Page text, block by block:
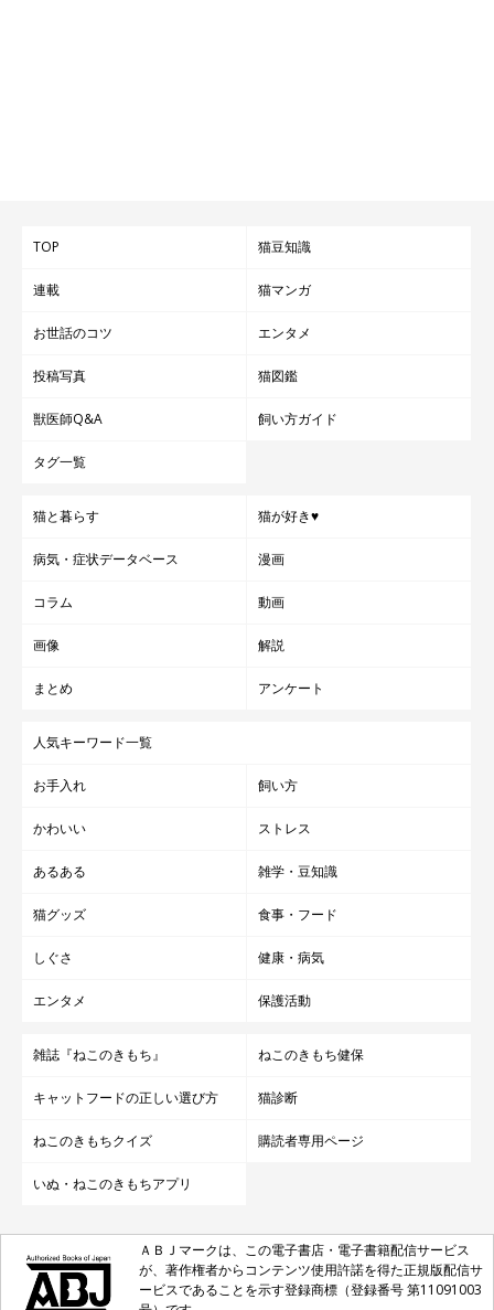
TOP 猫豆知識
連載 猫マンガ
お世話のコツ エンタメ
投稿写真 猫図鑑
獣医師Q&A 飼い方ガイド
タグ一覧
猫と暮らす 猫が好き♥
病気・症状データベース 漫画
コラム 動画
画像 解説
まとめ アンケート
人気キーワード一覧
お手入れ 飼い方
かわいい ストレス
あるある 雑学・豆知識
猫グッズ 食事・フード
しぐさ 健康・病気
エンタメ 保護活動
雑誌『ねこのきもち』 ねこのきもち健保
キャットフードの正しい選び方 猫診断
ねこのきもちクイズ 購読者専用ページ
いぬ・ねこのきもちアプリ
ＡＢＪマークは、この電子書店・電子書籍配信サービス
が、著作権者からコンテンツ使用許諾を得た正規版配信サ
ービスであることを示す登録商標（登録番号 第11091003